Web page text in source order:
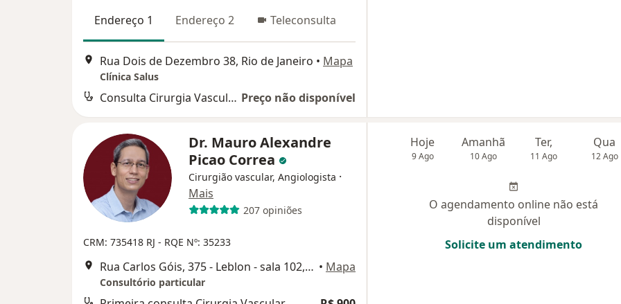
Endereço 1 Endereço 2 Teleconsulta
Rua Dois de Dezembro 38, Rio de Janeiro • Mapa
Clínica Salus
Consulta Cirurgia Vascular Preço não disponível
Dr. Mauro Alexandre
Picao Correa
Cirurgião vascular, Angiologista ·
Mais
207 opiniões
CRM: 735418 RJ - RQE Nº: 35233
Rua Carlos Góis, 375 - Leblon - sala 102, Rio de Janeiro • Mapa
Consultório particular
Hoje
9 Ago
Amanhã
10 Ago
Ter,
11 Ago
Qua
12 Ago
O agendamento online não está
disponível
Solicite um atendimento